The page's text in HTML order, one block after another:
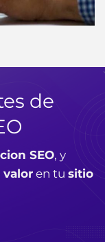
de
SEO, y
en tu sitio